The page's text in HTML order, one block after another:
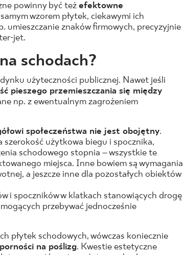
powinny być teżefektowne
wzorem płytek, ciekawymi ich
umieszczanie znaków firmowych, precyzyjnie
jet.
schodach?
użyteczności publicznej. Nawet jeśli
pieszego przemieszczania się między
np. z ewentualnym zagrożeniem
społeczeństwa nie jest obojętny.
szerokość użytkowa biegu i spocznika,
schodowego stopnia – wszystkie te
miejsca. Inne bowiem są wymagania
a jeszcze inne dla pozostałych obiektów
i spoczników w klatkach stanowiących drogę
przebywać jednocześnie
płytek schodowych, wówczas koniecznie
na poślizg. Kwestie estetyczne